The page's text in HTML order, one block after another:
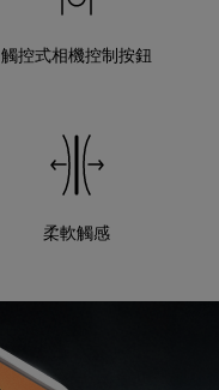
觸控式相機控制按鈕
柔軟觸感